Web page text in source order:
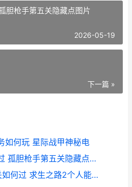
胆枪手第五关隐藏点图片
2026-05-19
下一篇 »
如何玩 星际战甲神秘电
孤胆枪手第五关如何过 孤胆枪手第五关隐藏点图片
求生之路2个人第一关如何过 求生之路2个人能玩吗